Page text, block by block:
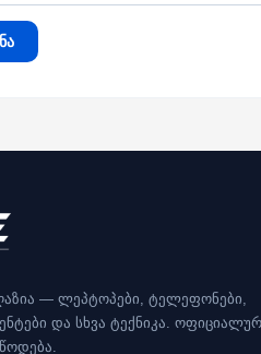
— ლეპტოპები, ტელეფონები,
და სხვა ტექნიკა.